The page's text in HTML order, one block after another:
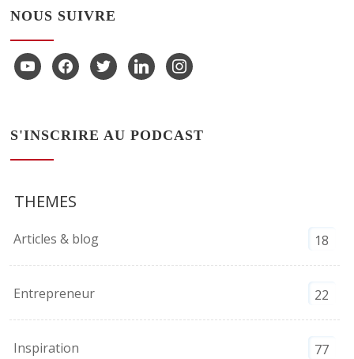
NOUS SUIVRE
youtubefacebooktwitter linkedin instagram
S'INSCRIRE AU PODCAST
THEMES
Articles & blog 18
Entrepreneur 22
Inspiration 77